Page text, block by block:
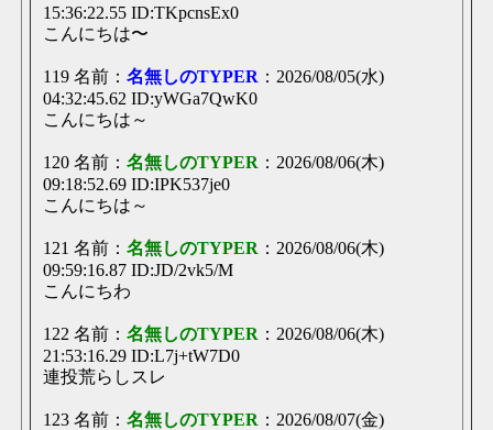
15:36:22.55 ID:TKpcnsEx0
こんにちは〜
119 名前： 名無しのTYPER ：2026/08/05(水)
04:32:45.62 ID:yWGa7QwK0
こんにちは～
120 名前： 名無しのTYPER ：2026/08/06(木)
09:18:52.69 ID:IPK537je0
こんにちは～
121 名前： 名無しのTYPER ：2026/08/06(木)
09:59:16.87 ID:JD/2vk5/M
こんにちわ
122 名前： 名無しのTYPER ：2026/08/06(木)
21:53:16.29 ID:L7j+tW7D0
連投荒らしスレ
123 名前： 名無しのTYPER ：2026/08/07(金)